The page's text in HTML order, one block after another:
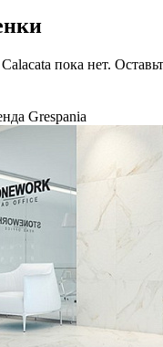
пока нет.
Grespania